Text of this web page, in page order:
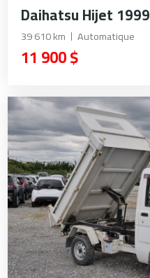
Daihatsu Hijet 1999
39 610 km Automatique
11 900 $